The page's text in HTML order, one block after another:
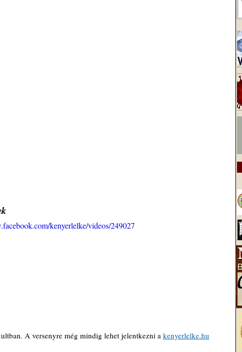
kenyerlelke/videos/249027
A versenyre még mindig lehet jelentkezni a kenyerlelke.hu